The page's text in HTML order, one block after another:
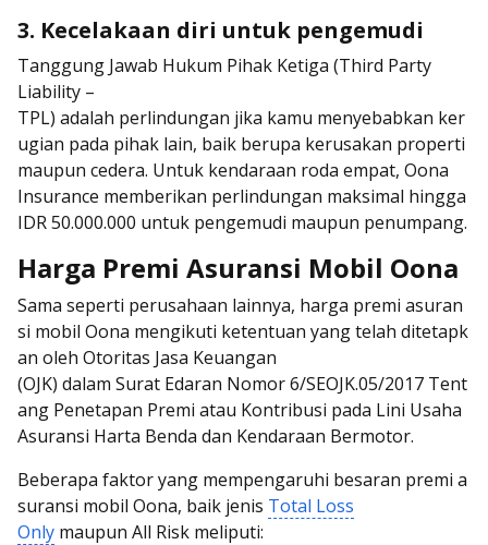
3. Kecelakaan diri untuk pengemudi
Tanggung Jawab Hukum Pihak Ketiga (Third Party
Liability –
TPL) adalah perlindungan jika kamu menyebabkan ker
ugian pada pihak lain, baik berupa kerusakan properti
maupun cedera. Untuk kendaraan roda empat, Oona
Insurance memberikan perlindungan maksimal hingga
IDR 50.000.000 untuk pengemudi maupun penumpang.
Harga Premi Asuransi Mobil Oona
Sama seperti perusahaan lainnya, harga premi asuran
si mobil Oona mengikuti ketentuan yang telah ditetapk
an oleh Otoritas Jasa Keuangan
(OJK) dalam Surat Edaran Nomor 6/SEOJK.05/2017 Tent
ang Penetapan Premi atau Kontribusi pada Lini Usaha
Asuransi Harta Benda dan Kendaraan Bermotor.
Beberapa faktor yang mempengaruhi besaran premi a
suransi mobil Oona, baik jenis Total Loss
Only maupun All Risk meliputi: